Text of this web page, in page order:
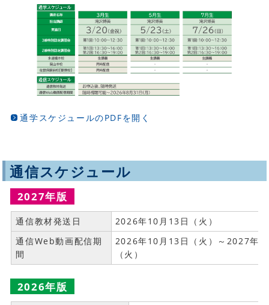
通学スケジュールのPDFを開く
通信スケジュール
2027年版
通信教材発送日
2026年10月13日（火）
通信Web動画配信期
間
2026年10月13日（火）～2027年8
（火）
2026年版